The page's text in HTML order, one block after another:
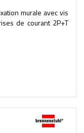
murale avec vis
de courant 2P+T